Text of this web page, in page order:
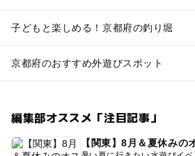
子どもと楽しめる！京都府の釣り堀
京都府のおすすめ外遊びスポット
編集部オススメ「注目記事」
【関東】8月＆夏休みの